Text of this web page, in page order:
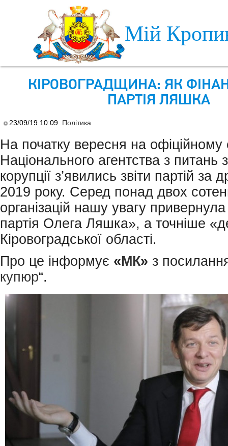
Мій
КІРОВОГРАДЩИНА: ЯК
ПАРТІЯ ЛЯШКА
23/09/19 10:09 Політика
На початку вересня на офіційному
Національного агентства з питань
корупції з’явились звіти партій за
2019 року. Серед понад двох
організацій нашу увагу
партія Олега Ляшка», а точніше
Кіровоградської області.
Про це інформує «МК» з
купюр“.